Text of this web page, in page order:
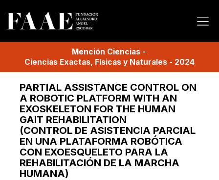
Mención Ciencias-
Ciencias Exactas, Físicas y Naturales - 2024
PARTIAL ASSISTANCE CONTROL ON
A ROBOTIC PLATFORM WITH AN
EXOSKELETON FOR THE HUMAN
GAIT REHABILITATION
(CONTROL DE ASISTENCIA PARCIAL
EN UNA PLATAFORMA ROBÓTICA
CON EXOESQUELETO PARA LA
REHABILITACIÓN DE LA MARCHA
HUMANA)